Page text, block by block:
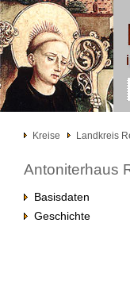
Kreise Landkreis
Antoniterhaus
Basisdaten
Geschichte